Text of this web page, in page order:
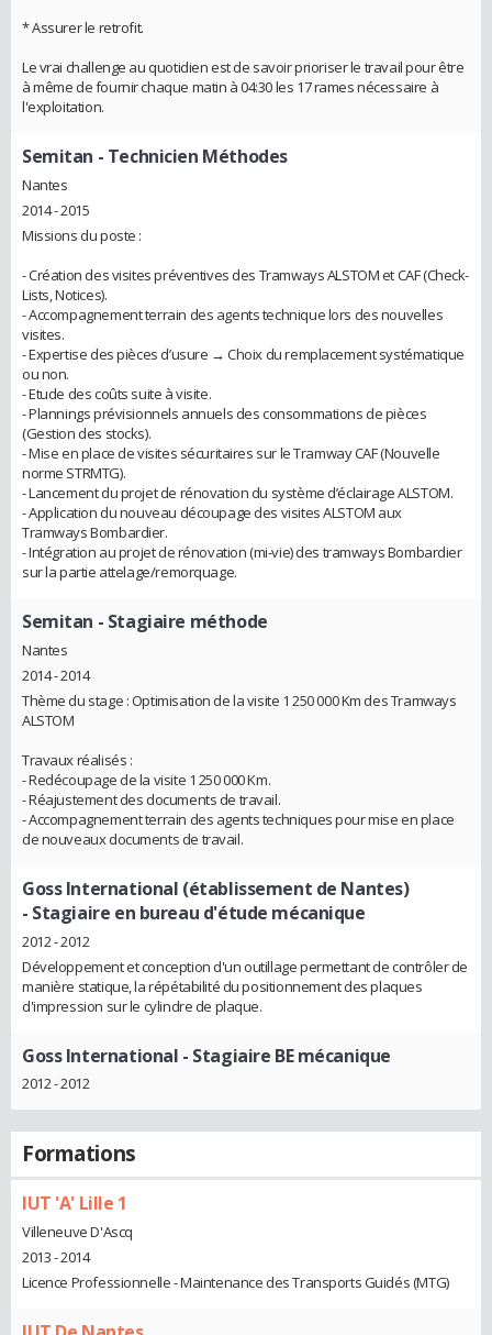
* Assurer le retrofit.
Le vrai challenge au quotidien est de savoir prioriser le travail pour être
à même de fournir chaque matin à 04:30 les 17 rames nécessaire à
l'exploitation.
Semitan - Technicien Méthodes
Nantes
2014 - 2015
Missions du poste :
- Création des visites préventives des Tramways ALSTOM et CAF (Check-
Lists, Notices).
- Accompagnement terrain des agents technique lors des nouvelles
visites.
- Expertise des pièces d’usure → Choix du remplacement systématique
ou non.
- Etude des coûts suite à visite.
- Plannings prévisionnels annuels des consommations de pièces
(Gestion des stocks).
- Mise en place de visites sécuritaires sur le Tramway CAF (Nouvelle
norme STRMTG).
- Lancement du projet de rénovation du système d’éclairage ALSTOM.
- Application du nouveau découpage des visites ALSTOM aux
Tramways Bombardier.
- Intégration au projet de rénovation (mi-vie) des tramways Bombardier
sur la partie attelage/remorquage.
Semitan - Stagiaire méthode
Nantes
2014 - 2014
Thème du stage : Optimisation de la visite 1 250 000 Km des Tramways
ALSTOM
Travaux réalisés :
- Redécoupage de la visite 1 250 000 Km.
- Réajustement des documents de travail.
- Accompagnement terrain des agents techniques pour mise en place
de nouveaux documents de travail.
Goss International (établissement de Nantes)
- Stagiaire en bureau d'étude mécanique
2012 - 2012
Développement et conception d'un outillage permettant de contrôler de
manière statique, la répétabilité du positionnement des plaques
d'impression sur le cylindre de plaque.
Goss International - Stagiaire BE mécanique
2012 - 2012
Formations
IUT 'A' Lille 1
Villeneuve D'Ascq
2013 - 2014
Licence Professionnelle - Maintenance des Transports Guidés (MTG)